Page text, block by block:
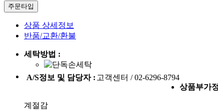
주문타입
상품 상세정보
반품/교환/환불
세탁방법 :
A/S정보 및 담당자 : 고객센터 / 02-6296-8794
상품부가
계절감